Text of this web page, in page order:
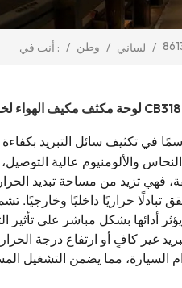
أنت في : / وطن / لساني /
861313 لوحة مكثف مكيف الهواء لخلاط ساني CB318
في تكثيف سائل التبريد
والألومنيوم عالية
فهي تزيد من مساحة تبديد
تبادلًا حراريًا داخليًا وخارجيًا.
أدائها بشكل مباشر على تأثير
غير كافٍ أو ارتفاع درجة
مما يضمن التشغيل